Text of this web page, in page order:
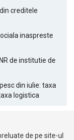
creditele
inaspreste
de institutie de
din iulie: taxa
logistica
de pe site-ul